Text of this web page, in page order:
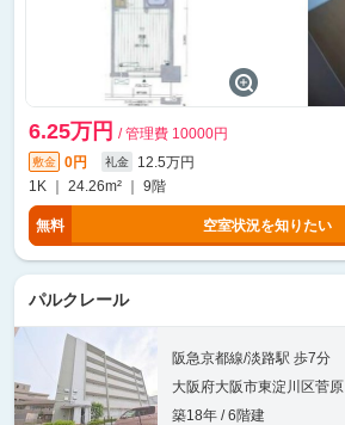
6.25万円 / 管理費 10000円
敷金 0円 礼金
12.5万円
1K ｜ 24.26m² ｜ 9階
無料 空室状況を知りたい
パルクレール
阪急京都線/淡路駅 歩7分
大阪府大阪市東淀川区菅原
築18年 / 6階建